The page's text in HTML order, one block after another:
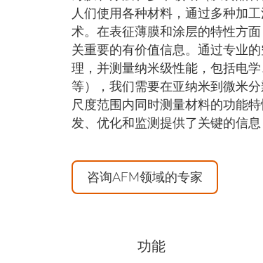
人们使用各种材料，通过多种加
术。在表征薄膜和涂层的特性方
关重要的有价值信息。通过专业
理，并测量纳米级性能，包括电
等），我们需要在亚纳米到微米
尺度范围内同时测量材料的功能
发、优化和监测提供了关键的信
咨询AFM领域的专家
功能